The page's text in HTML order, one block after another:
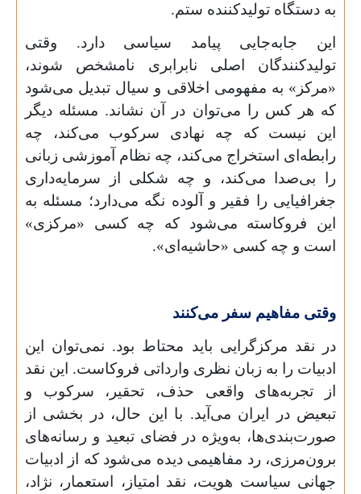
به دستگاه تولیدکننده ستم.
این جابه‌جایی پیامد سیاسی دارد. وقتی
تولیدکنندگان اصلی نابرابری نامشخص شوند،
«مرکز» به مفهومی اخلاقی و سیال تبدیل می‌شود
که هر کس را می‌توان در آن نشاند. مسئله دیگر
این نیست که چه نهادی سرکوب می‌کند، چه
رابطه‌ای استخراج می‌کند، چه نظام آموزشی زبانی
را بی‌صدا می‌کند، و چه شکلی از سرمایه‌داری
جغرافیایی را فقیر و آلوده نگه می‌دارد؛ مسئله به
این فروکاسته می‌شود که چه کسی «مرکزی»
است و چه کسی «حاشیه‌ای».
وقتی مفاهیم سفر می‌کنند
در نقد مرکزگرایی باید محتاط بود. نمی‌توان این
ادبیات را به زبان نظری وارداتی فروکاست. این نقد
از تجربه‌های واقعی حذف، تحقیر، سرکوب و
تبعیض در ایران می‌آید. با این حال، در بخشی از
صورت‌بندی‌ها، به‌ویژه در فضای تبعید و رسانه‌های
برون‌مرزی، رد مفاهیمی دیده می‌شود که از ادبیات
جهانی سیاست هویت، نقد امتیاز، استعمار، نژاد،